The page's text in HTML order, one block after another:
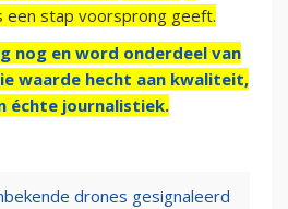
een stap voorsprong geeft.
nog en word onderdeel van
waarde hecht aan kwaliteit,
échte journalistiek.
drones gesignaleerd